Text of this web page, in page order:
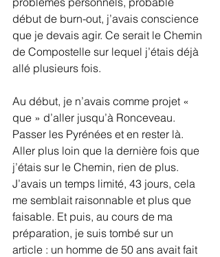
début de burn-out, j’avais conscience
que je devais agir. Ce serait le Chemin
de Compostelle sur lequel j’étais déjà
allé plusieurs fois.
Au début, je n’avais comme projet «
que » d’aller jusqu’à Ronceveau.
Passer les Pyrénées et en rester là.
Aller plus loin que la dernière fois que
j’étais sur le Chemin, rien de plus.
J’avais un temps limité, 43 jours, cela
me semblait raisonnable et plus que
faisable. Et puis, au cours de ma
préparation, je suis tombé sur un
article : un homme de 50 ans avait fait